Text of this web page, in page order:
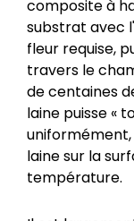
composite à
substrat avec
fleur requise,
travers le
de centaines
laine puisse «
uniformément,
laine sur la
température.